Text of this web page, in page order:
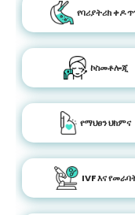
የባሪያትሪክ ቀዶ
ኮስመቶሎጂ
የማህፀን ህክምና
IVF እና